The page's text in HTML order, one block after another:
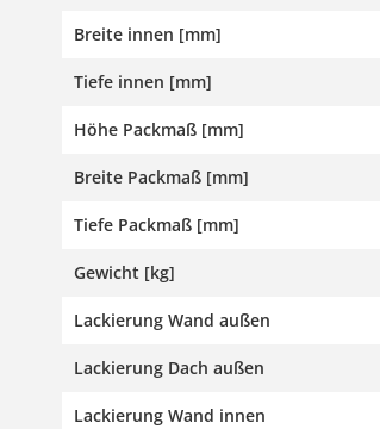
Breite innen [mm]
Tiefe innen [mm]
Höhe Packmaß [mm]
Breite Packmaß [mm]
Tiefe Packmaß [mm]
Gewicht [kg]
Lackierung Wand außen
Lackierung Dach außen
Lackierung Wand innen